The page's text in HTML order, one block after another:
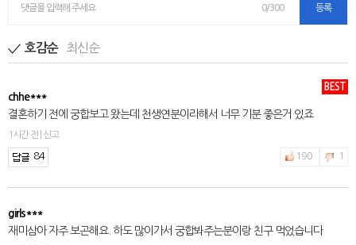
댓글을 입력해 주세요 0/300 등록
호감순 최신순
BEST
chhe***
결혼하기 전에 궁합보고 왔는데 천생연분이라해서 너무 기분 좋은거 있죠
1시간 전 | 신고
84 190 1
girls***
재미삼아 자주 보곤해요. 하도 많이가서 궁합봐주는분이랑 친구 먹었습니다